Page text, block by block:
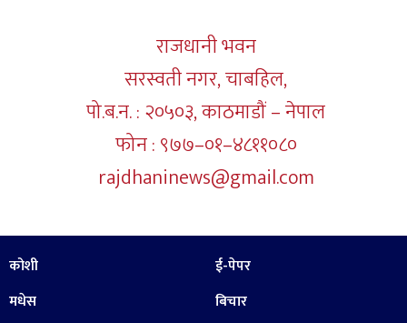
राजधानी भवन
सरस्वती नगर, चाबहिल,
पो.ब.न. : २०५०३, काठमाडौं – नेपाल
फोन : ९७७–०१–४८११०८०
rajdhaninews@gmail.com
कोशी
मधेस
ई-पेपर
बिचार